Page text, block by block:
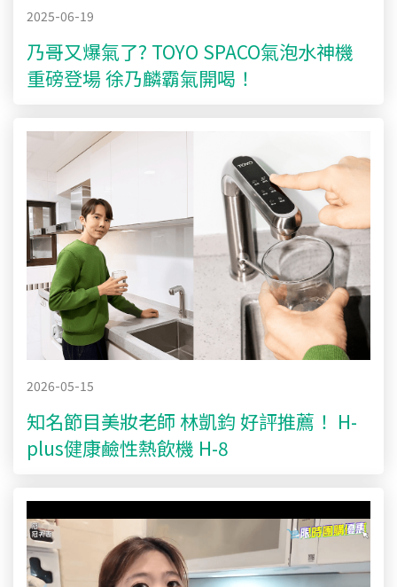
2025-06-19
乃哥又爆氣了? TOYO SPACO氣泡水神機
重磅登場 徐乃麟霸氣開喝！
2026-05-15
知名節目美妝老師 林凱鈞 好評推薦！ H-
plus健康鹼性熱飲機 H-8